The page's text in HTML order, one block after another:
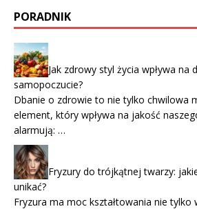
PORADNIK
Jak zdrowy styl życia wpływa na
samopoczucie?
Dbanie o zdrowie to nie tylko chwilowa
element, który wpływa na jakość
alarmują: …
Fryzury do trójkątnej twarzy:
unikać?
Fryzura ma moc kształtowania nie tylko